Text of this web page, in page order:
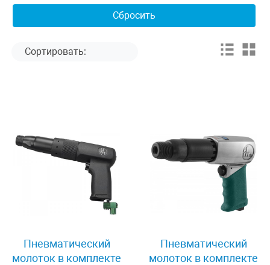
Пневматический
молоток в комплекте
Пневматический
молоток в комплекте